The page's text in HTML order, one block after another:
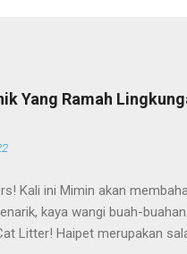
Yang Ramah
Kali ini Mimin akan
kaya wangi buah-
Litter! Haipet merupakan